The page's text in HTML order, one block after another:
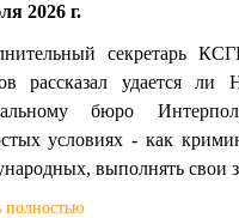
2026 г.
секретарь
рассказал удается ли
бюро
условиях - как
выполнять свои
полностью